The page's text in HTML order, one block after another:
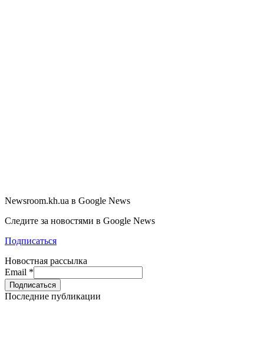
Newsroom.kh.ua в Google News
Следите за новостями в Google News
Подписаться
Новостная рассылка
Email *
Последние публикации